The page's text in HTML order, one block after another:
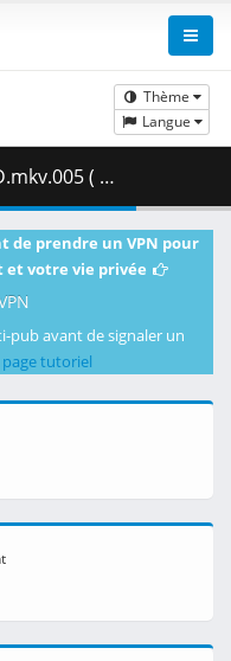
Thème
Langue
200.00 MB )
de prendre un VPN pour
votre vie privée
pub avant de signaler un
tutoriel